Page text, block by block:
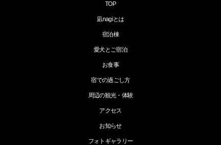
TOP
凪nagiとは
宿泊棟
愛犬とご宿泊
お食事
宿での過ごし方
周辺の観光・体験
アクセス
お知らせ
フォトギャラリー